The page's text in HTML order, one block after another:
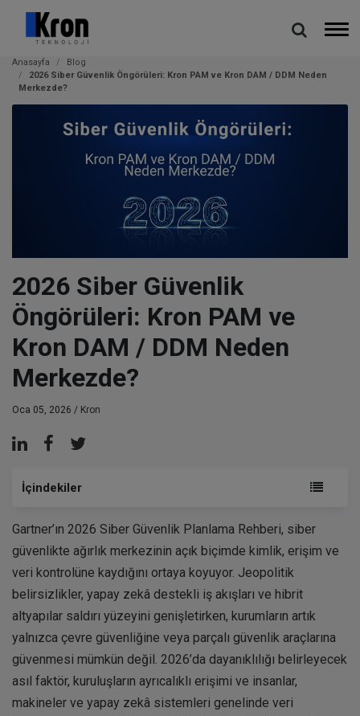
Anasayfa
Blog
2026 Siber Güvenlik Öngörüleri: Kron PAM ve Kron DAM / DDM Neden
Merkezde?
2026 Siber Güvenlik
Öngörüleri: Kron PAM ve
Kron DAM / DDM Neden
Merkezde?
Oca 05, 2026 / Kron
İçindekiler
Gartner’ın 2026 Siber Güvenlik Planlama Rehberi, siber
güvenlikte ağırlık merkezinin açık biçimde kimlik, erişim ve
veri kontrolüne kaydığını ortaya koyuyor. Jeopolitik
belirsizlikler, yapay zekâ destekli iş akışları ve hibrit
altyapılar saldırı yüzeyini genişletirken, kurumların artık
yalnızca çevre güvenliğine veya parçalı güvenlik araçlarına
güvenmesi mümkün değil. 2026’da dayanıklılığı belirleyecek
asıl faktör, kuruluşların ayrıcalıklı erişimi ve insanlar,
makineler ve yapay zekâ sistemleri genelinde veri